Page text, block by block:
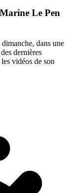
Le Pen
dans une
dernières
vidéos de son